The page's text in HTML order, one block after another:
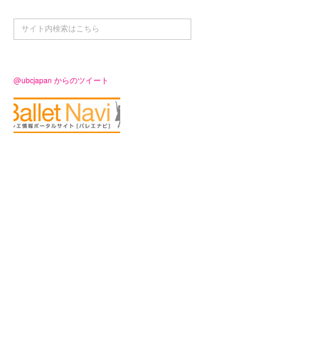
@ubcjapan からのツイート